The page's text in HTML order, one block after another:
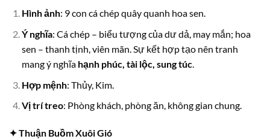
Hình ảnh: 9 con cá chép quây quanh hoa sen.
Ý nghĩa: Cá chép – biểu tượng của dư dả, may mắn; hoa
sen – thanh tịnh, viên mãn. Sự kết hợp tạo nên tranh
mang ý nghĩa hạnh phúc, tài lộc, sung túc.
Hợp mệnh: Thủy, Kim.
Vị trí treo: Phòng khách, phòng ăn, không gian chung.
✦ Thuận Buồm Xuôi Gió